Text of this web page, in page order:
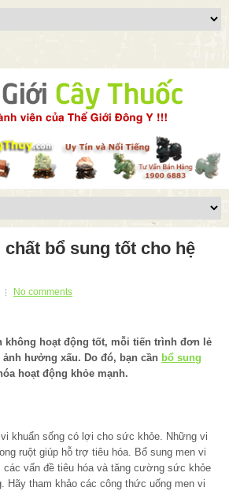
bổ sung tốt cho hệ
No comments
không hoạt động tốt, mỗi tiến trình đơn lẻ
hưởng xấu. Do đó, bạn cần bổ sung
hoạt động khỏe mạnh.
khuẩn sống có lợi cho sức khỏe. Những vi
ruột giúp hỗ trợ tiêu hóa. Bổ sung men vi
vấn đề tiêu hóa và tăng cường sức khỏe
Hãy tham khảo các công thức uống men vi